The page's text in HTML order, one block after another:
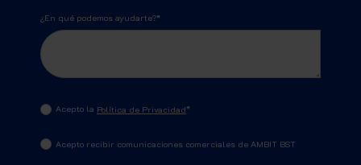
¿En qué podemos ayudarte?*
Acepto la Política de Privacidad*
Acepto recibir comunicaciones comerciales de AMBIT BST